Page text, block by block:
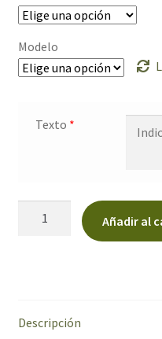
Modelo
Texto *
Añadir al
Descripción